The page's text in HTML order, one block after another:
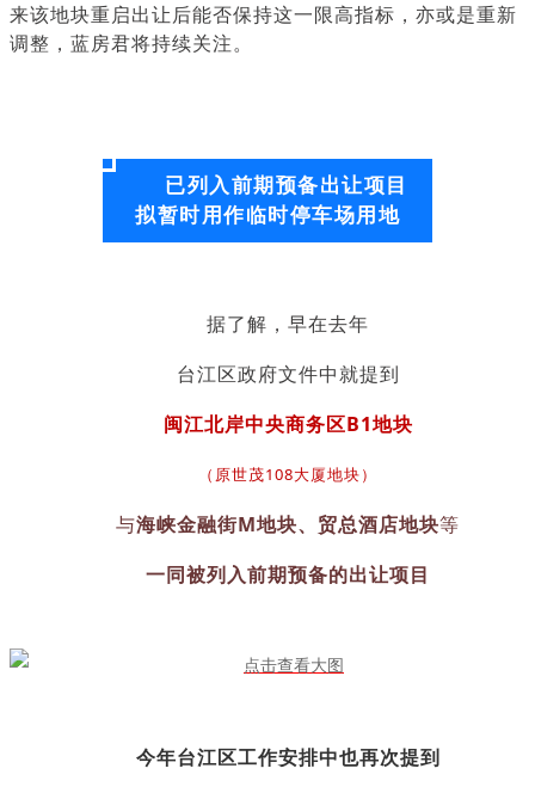
来该地块重启出让后能否保持这一限高指标，亦或是重新
调整，蓝房君将持续关注。
已列入前期预备出让项目
拟暂时用作临时停车场用地
据了解，早在去年
台江区政府文件中就提到
闽江北岸中央商务区B1地块
（原世茂108大厦地块）
与海峡金融街M地块、贸总酒店地块等
一同被列入前期预备的出让项目
今年台江区工作安排中也再次提到